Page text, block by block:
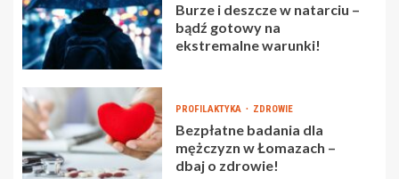
Burze i deszcze w natarciu –
bądź gotowy na
ekstremalne warunki!
PROFILAKTYKA ZDROWIE
Bezpłatne badania dla
mężczyzn w Łomazach –
dbaj o zdrowie!